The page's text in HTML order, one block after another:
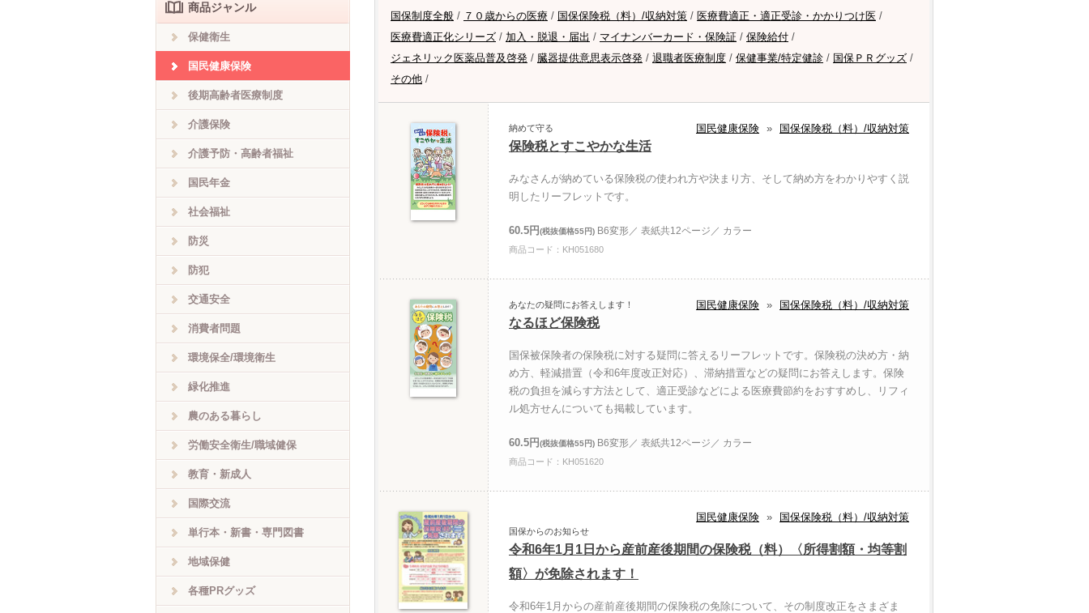
国保制度全般 / ７０歳からの医療 / 国保保険税（料）/収納対策 / 医療費適正・適正受診・かかりつけ医 /
医療費適正化シリーズ / 加入・脱退・届出 / マイナンバーカード・保険証 / 保険給付 /
ジェネリック医薬品普及啓発 / 臓器提供意思表示啓発 / 退職者医療制度 / 保健事業/特定健診 / 国保ＰＲグッズ /
その他 /
国民健康保険 » 国保保険税（料）/収納対策
納めて守る
保険税とすこやかな生活
みなさんが納めている保険税の使われ方や決まり方、そして納め方をわかりやすく説
明したリーフレットです。
60.5円(税抜価格55円) B6変形／ 表紙共12ページ／ カラー
商品コード：KH051680
国民健康保険 » 国保保険税（料）/収納対策
あなたの疑問にお答えします！
なるほど保険税
国保被保険者の保険税に対する疑問に答えるリーフレットです。保険税の決め方・納
め方、軽減措置（令和6年度改正対応）、滞納措置などの疑問にお答えします。保険
税の負担を減らす方法として、適正受診などによる医療費節約をおすすめし、リフィ
ル処方せんについても掲載しています。
60.5円(税抜価格55円) B6変形／ 表紙共12ページ／ カラー
商品コード：KH051620
国民健康保険 » 国保保険税（料）/収納対策
国保からのお知らせ
令和6年1月1日から産前産後期間の保険税（料）〈所得割額・均等割
額〉が免除されます！
令和6年1月からの産前産後期間の保険税の免除について、その制度改正をさまざま
商品ジャンル
保健衛生
国民健康保険
後期高齢者医療制度
介護保険
介護予防・高齢者福祉
国民年金
社会福祉
防災
防犯
交通安全
消費者問題
環境保全/環境衛生
緑化推進
農のある暮らし
労働安全衛生/職域健保
教育・新成人
国際交流
単行本・新書・専門図書
地域保健
各種PRグッズ